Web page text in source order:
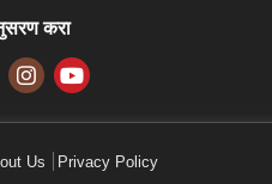
करा
Us Privacy Policy